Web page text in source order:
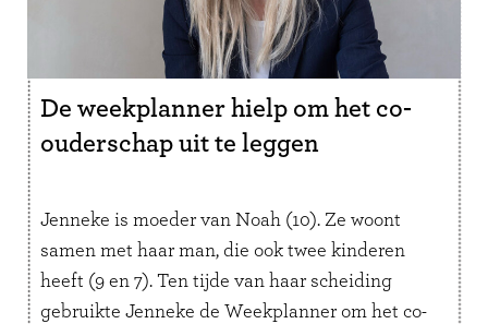
De weekplanner hielp om het co-
ouderschap uit te leggen
Jenneke is moeder van Noah (10). Ze woont
samen met haar man, die ook twee kinderen
heeft (9 en 7). Ten tijde van haar scheiding
gebruikte Jenneke de Weekplanner om het co-